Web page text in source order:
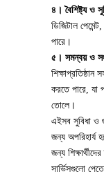
৪। বৈশিষ্ট্য ও
ডিজিটাল
পারে।
৫। সমন্বয় ও
শিক্ষাপ্রতিষ্ঠান
করতে পারে, যা
তোলে।
এইসব সুবিধা ও
জন্য অপরিহার্য
জন্য
সার্ভিসগুলো